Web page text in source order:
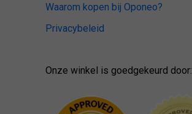
Waarom kopen bij Oponeo?
Privacybeleid
Onze winkel is goedgekeurd door: